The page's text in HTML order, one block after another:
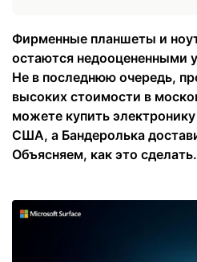
Фирменные планшеты и
остаются недооцененными
Не в последнюю очередь,
высоких стоимости в
можете купить
США, а Бандеролька
Объясняем, как это сделать.